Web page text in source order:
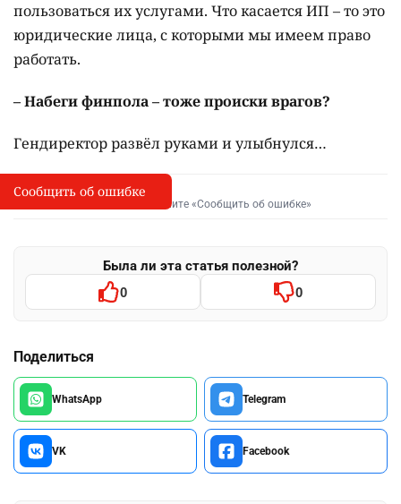
пользоваться их услугами. Что касается ИП – то это
юридические лица, с которыми мы имеем право
работать.
– Набеги финпола – тоже происки врагов?
Гендиректор развёл руками и улыбнулся…
I
Сообщить об опечатке
Выделите фрагмент и нажмите «Сообщить об ошибке»
Была ли эта статья полезной?
0 0
Поделиться
WhatsApp Telegram
VK Facebook
Сообщить об ошибке